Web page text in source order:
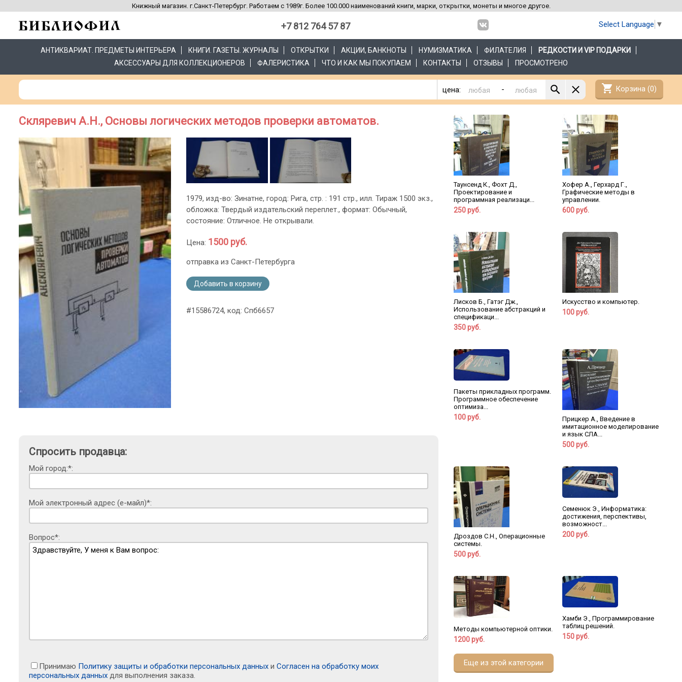
Книжный магазин. г.Санкт-Петербург. Работаем с 1989г. Более 100.000 наименований книги, марки, открытки, монеты и многое другое.
+7 812 764 57 87 Select Language ▼
АНТИКВАРИАТ. ПРЕДМЕТЫ ИНТЕРЬЕРА КНИГИ. ГАЗЕТЫ. ЖУРНАЛЫ ОТКРЫТКИ АКЦИИ, БАНКНОТЫ НУМИЗМАТИКА ФИЛАТЕЛИЯ
РЕДКОСТИ И VIP ПОДАРКИ
АКСЕССУАРЫ ДЛЯ КОЛЛЕКЦИОНЕРОВ
ФАЛЕРИСТИКА ЧТО И КАК МЫ ПОКУПАЕМ КОНТАКТЫ ОТЗЫВЫ ПРОСМОТРЕНО
цена: - shopping_cart Корзина (0)
Скляревич А.Н., Основы логических методов проверки автоматов.
1979, изд-во: Зинатне, город: Рига, стр. : 191 стр., илл. Тираж 1500 экз.,
обложка: Твердый издательский переплет., формат: Обычный,
состояние: Отличное. Не открывали.
Цена: 1500 руб.
отправка из Санкт-Петербурга
Добавить в корзину
#15586724, код: Спб6657
Спросить продавца:
Мой город:*:
Мой электронный адрес (е-майл)*:
Вопрос*:
Принимаю Политику защиты и обработки персональных данных и Согласен на обработку моих
персональных данных для выполнения заказа.
Таунсенд К., Фохт Д.,
Проектирование и
программная реализаци...
250 руб.
Хофер А., Герхард Г.,
Графические методы в
управлении.
600 руб.
Лисков Б., Гатэг Дж.,
Использование абстракций и
спецификаци...
350 руб.
Искусство и компьютер.
100 руб.
Пакеты прикладных программ.
Программное обеспечение
оптимиза...
100 руб.
Прицкер А., Введение в
имитационное моделирование
и язык СЛА...
500 руб.
Дроздов С.Н., Операционные
системы.
500 руб.
Семенюк Э., Информатика:
достижения, перспективы,
возможност...
200 руб.
Методы компьютерной оптики.
1200 руб.
Хамби Э., Программирование
таблиц решений.
150 руб.
Еще из этой категории